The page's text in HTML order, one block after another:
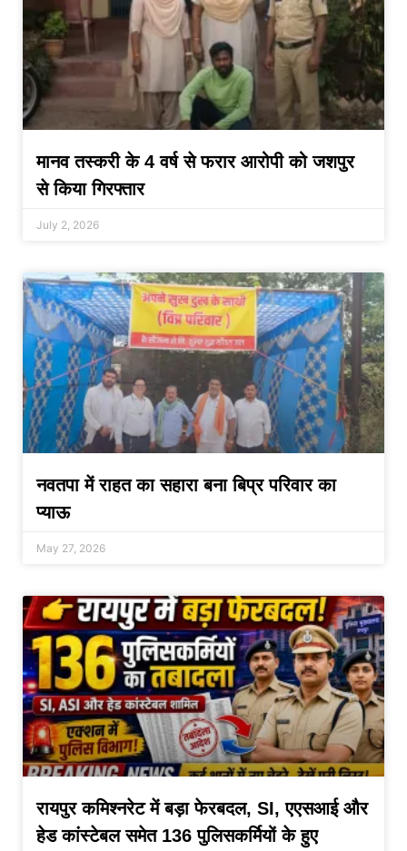
मानव तस्करी के 4 वर्ष से फरार आरोपी को जशपुर
से किया गिरफ्तार
July 2, 2026
नवतपा में राहत का सहारा बना बिप्र परिवार का
प्याऊ
May 27, 2026
रायपुर कमिश्नरेट में बड़ा फेरबदल, SI, एएसआई और
हेड कांस्टेबल समेत 136 पुलिसकर्मियों के हुए